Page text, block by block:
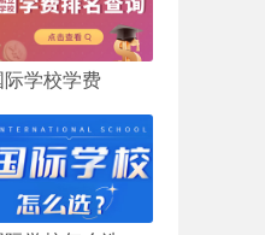
际学校学费